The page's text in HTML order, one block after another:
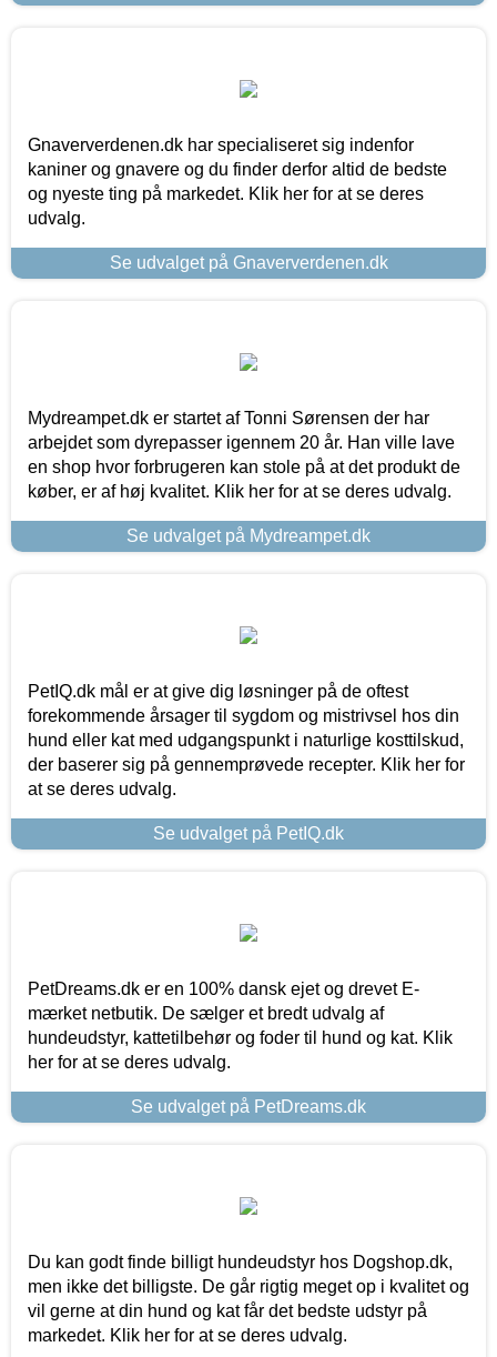
Gnaververdenen.dk har specialiseret sig indenfor
kaniner og gnavere og du finder derfor altid de bedste
og nyeste ting på markedet. Klik her for at se deres
udvalg.
Se udvalget på Gnaververdenen.dk
Mydreampet.dk er startet af Tonni Sørensen der har
arbejdet som dyrepasser igennem 20 år. Han ville lave
en shop hvor forbrugeren kan stole på at det produkt de
køber, er af høj kvalitet. Klik her for at se deres udvalg.
Se udvalget på Mydreampet.dk
PetIQ.dk mål er at give dig løsninger på de oftest
forekommende årsager til sygdom og mistrivsel hos din
hund eller kat med udgangspunkt i naturlige kosttilskud,
der baserer sig på gennemprøvede recepter. Klik her for
at se deres udvalg.
Se udvalget på PetIQ.dk
PetDreams.dk er en 100% dansk ejet og drevet E-
mærket netbutik. De sælger et bredt udvalg af
hundeudstyr, kattetilbehør og foder til hund og kat. Klik
her for at se deres udvalg.
Se udvalget på PetDreams.dk
Du kan godt finde billigt hundeudstyr hos Dogshop.dk,
men ikke det billigste. De går rigtig meget op i kvalitet og
vil gerne at din hund og kat får det bedste udstyr på
markedet. Klik her for at se deres udvalg.